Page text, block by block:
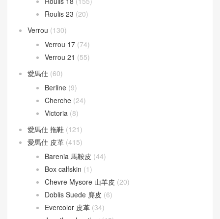
Roulis 23 (20)
Verrou 17
Verrou 21 (55)
Berline
Cherche(24)
Victoria(8)
愛馬仕 皮革 (415)
Barenia 馬鞍皮
Box calfskin(1)
Chevre Mysore 山羊皮
Doblis Suede 麂皮(6)
Evercolor 皮革(34)
Jonathan Leather(13)